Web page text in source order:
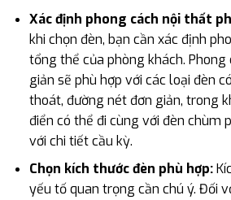
Xác định phong cách nội thất
khi chọn đèn, bạn cần xác định
tổng thể của phòng khách. Phong
giản sẽ phù hợp với các loại đèn
thoát, đường nét đơn giản, trong
điển có thể đi cùng với đèn chùm
với chi tiết cầu kỳ.
Chọn kích thước đèn phù hợp:
yếu tố quan trọng cần chú ý. Đối